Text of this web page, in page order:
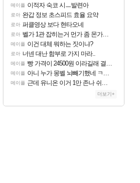
메이플 이적자 숙코 시ㅡ발련아
로아 완갑 정보 초스피드 효율 요약
로아 퍼클영상 보다 현타오네
로아 벨가 1관 잡히는거 먼가 좀 몬가몬가네..
메이플 이건 대체 뭐하는 짓이냐?
로아 너넨 대난 함부로 가지 마라..
메이플 빵 가격이 24500원 이라길래 결제 취소하고 나왔다
메이플 아니 누가 몽벨 뇌빼기했네 ㅋㅋㅋㅋ
메이플 근데 유니온 이거 1만 존나 쉬운거같은데
더보기+